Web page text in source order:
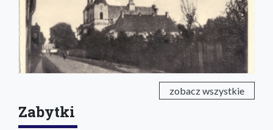
zobacz wszystkie
Zabytki